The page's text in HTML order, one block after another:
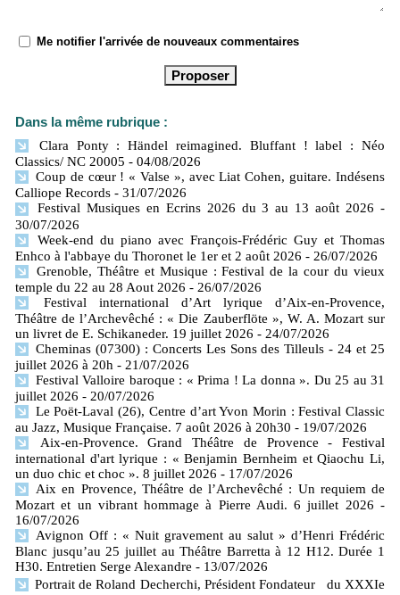
Me notifier l'arrivée de nouveaux commentaires
Dans la même rubrique :
Clara Ponty : Händel reimagined. Bluffant ! label : Néo
Classics/ NC 20005 - 04/08/2026
Coup de cœur ! « Valse », avec Liat Cohen, guitare. Indésens
Calliope Records - 31/07/2026
Festival Musiques en Ecrins 2026 du 3 au 13 août 2026 -
30/07/2026
Week-end du piano avec François-Frédéric Guy et Thomas
Enhco à l'abbaye du Thoronet le 1er et 2 août 2026 - 26/07/2026
Grenoble, Théâtre et Musique : Festival de la cour du vieux
temple du 22 au 28 Aout 2026 - 26/07/2026
Festival international d’Art lyrique d’Aix-en-Provence,
Théâtre de l’Archevêché : « Die Zauberflöte », W. A. Mozart sur
un livret de E. Schikaneder. 19 juillet 2026 - 24/07/2026
Cheminas (07300) : Concerts Les Sons des Tilleuls - 24 et 25
juillet 2026 à 20h - 21/07/2026
Festival Valloire baroque : « Prima ! La donna ». Du 25 au 31
juillet 2026 - 20/07/2026
Le Poët-Laval (26), Centre d’art Yvon Morin : Festival Classic
au Jazz, Musique Française. 7 août 2026 à 20h30 - 19/07/2026
Aix-en-Provence. Grand Théâtre de Provence - Festival
international d'art lyrique : « Benjamin Bernheim et Qiaochu Li,
un duo chic et choc ». 8 juillet 2026 - 17/07/2026
Aix en Provence, Théâtre de l’Archevêché : Un requiem de
Mozart et un vibrant hommage à Pierre Audi. 6 juillet 2026 -
16/07/2026
Avignon Off : « Nuit gravement au salut » d’Henri Frédéric
Blanc jusqu’au 25 juillet au Théâtre Barretta à 12 H12. Durée 1
H30. Entretien Serge Alexandre - 13/07/2026
Portrait de Roland Decherchi, Président Fondateur du XXXIe